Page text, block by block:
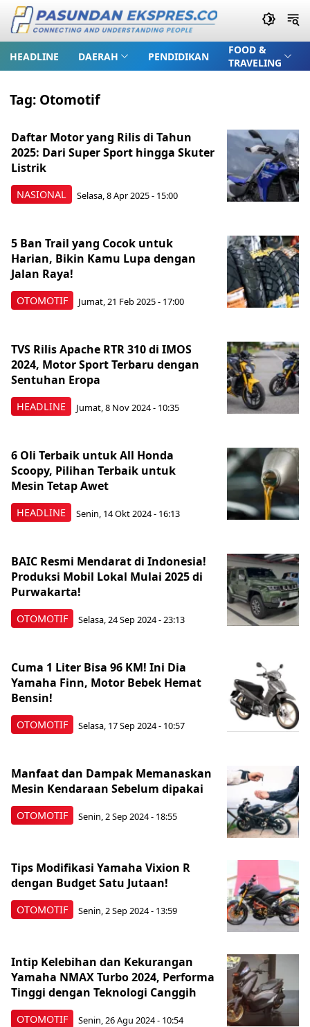
HEADLINE DAERAH PENDIDIKAN
FOOD &
TRAVELING
Tag: Otomotif
NASIONAL
Daftar Motor yang Rilis di Tahun
2025: Dari Super Sport hingga Skuter
Listrik
Selasa, 8 Apr 2025 - 15:00
OTOMOTIF
5 Ban Trail yang Cocok untuk
Harian, Bikin Kamu Lupa dengan
Jalan Raya!
Jumat, 21 Feb 2025 - 17:00
HEADLINE
TVS Rilis Apache RTR 310 di IMOS
2024, Motor Sport Terbaru dengan
Sentuhan Eropa
Jumat, 8 Nov 2024 - 10:35
HEADLINE
6 Oli Terbaik untuk All Honda
Scoopy, Pilihan Terbaik untuk
Mesin Tetap Awet
Senin, 14 Okt 2024 - 16:13
OTOMOTIF
BAIC Resmi Mendarat di Indonesia!
Produksi Mobil Lokal Mulai 2025 di
Purwakarta!
Selasa, 24 Sep 2024 - 23:13
OTOMOTIF
Cuma 1 Liter Bisa 96 KM! Ini Dia
Yamaha Finn, Motor Bebek Hemat
Bensin!
Selasa, 17 Sep 2024 - 10:57
OTOMOTIF
Manfaat dan Dampak Memanaskan
Mesin Kendaraan Sebelum dipakai
Senin, 2 Sep 2024 - 18:55
OTOMOTIF
Tips Modifikasi Yamaha Vixion R
dengan Budget Satu Jutaan!
Senin, 2 Sep 2024 - 13:59
OTOMOTIF
Intip Kelebihan dan Kekurangan
Yamaha NMAX Turbo 2024, Performa
Tinggi dengan Teknologi Canggih
Senin, 26 Agu 2024 - 10:54